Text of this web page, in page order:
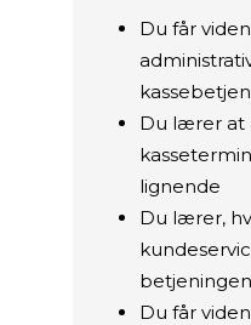
Du får
Du lærer at
lignende
Du lærer,
Du får